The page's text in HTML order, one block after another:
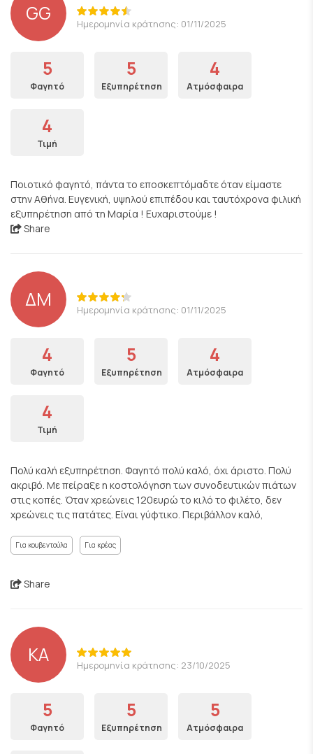
GG Ημερομηνία κράτησης: 01/11/2025
5
Φαγητό
5
Εξυπηρέτηση
4
Ατμόσφαιρα
4
Τιμή
Ποιοτικό φαγητό, πάντα το εποσκεπτόμαδτε όταν είμαστε
στην Αθήνα. Ευγενική, υψηλού επιπέδου και ταυτόχρονα φιλική
εξυπηρέτηση από τη Μαρία ! Ευχαριστούμε !
Share
ΔΜ Ημερομηνία κράτησης: 01/11/2025
4
Φαγητό
5
Εξυπηρέτηση
4
Ατμόσφαιρα
4
Τιμή
Πολύ καλή εξυπηρέτηση. Φαγητό πολύ καλό, όχι άριστο. Πολύ
ακριβό. Με πείραξε η κοστολόγηση των συνοδευτικών πιάτων
στις κοπές. Όταν χρεώνεις 120ευρώ το κιλό το φιλέτο, δεν
χρεώνεις τις πατάτες. Είναι γύφτικο. Περιβάλλον καλό,
Για κουβεντούλα Για κρέας
Share
ΚΑ Ημερομηνία κράτησης: 23/10/2025
5
Φαγητό
5
Εξυπηρέτηση
5
Ατμόσφαιρα